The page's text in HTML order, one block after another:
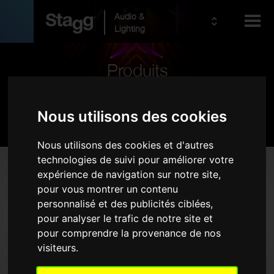
Nous utilisons des cookies
Nous utilisons des cookies et d'autres
technologies de suivi pour améliorer votre
expérience de navigation sur notre site,
pour vous montrer un contenu
personnalisé et des publicités ciblées,
pour analyser le trafic de notre site et
pour comprendre la provenance de nos
visiteurs.
Audio &
Lighting
Produits
Pro Audio
Produits
Sonorisation Live
Sans fil
Microphones
Casques d'écoute
Etuis pour rack